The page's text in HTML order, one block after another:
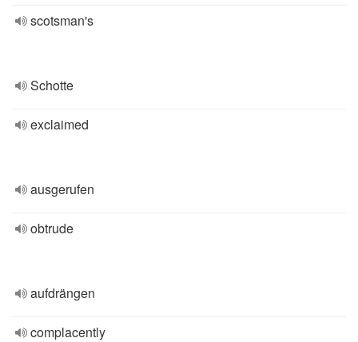
scotsman's
Schotte
exclaimed
ausgerufen
obtrude
aufdrängen
complacently